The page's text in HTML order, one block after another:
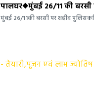
पालघर◆मुंबई 26/11 की बरसी
मुंबई 26/11की बरसी पर शहीद